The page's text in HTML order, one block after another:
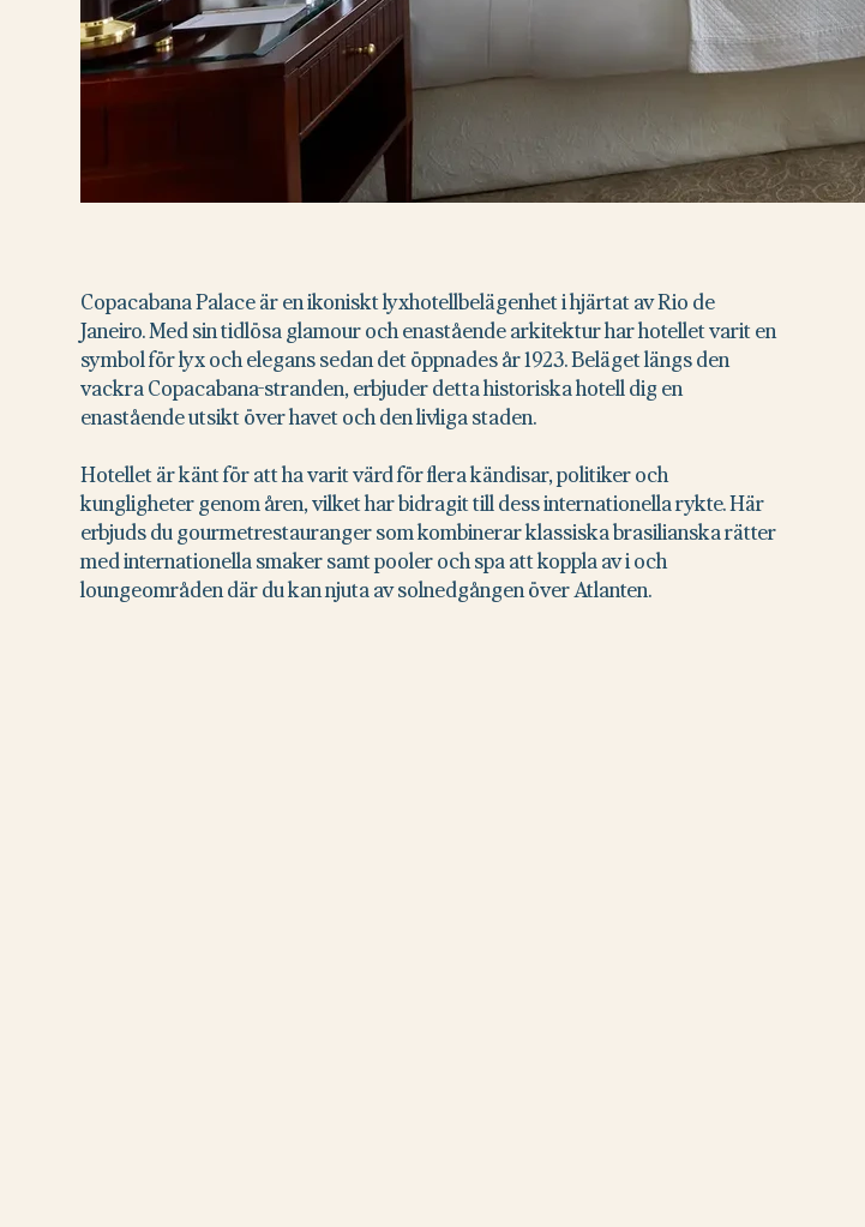
Copacabana Palace är en ikoniskt lyxhotellbelägenhet i hjärtat av Rio de
Janeiro. Med sin tidlösa glamour och enastående arkitektur har hotellet varit en
symbol för lyx och elegans sedan det öppnades år 1923. Beläget längs den
vackra Copacabana-stranden, erbjuder detta historiska hotell dig en
enastående utsikt över havet och den livliga staden.
Hotellet är känt för att ha varit värd för flera kändisar, politiker och
kungligheter genom åren, vilket har bidragit till dess internationella rykte. Här
erbjuds du gourmetrestauranger som kombinerar klassiska brasilianska rätter
med internationella smaker samt pooler och spa att koppla av i och
loungeområden där du kan njuta av solnedgången över Atlanten.